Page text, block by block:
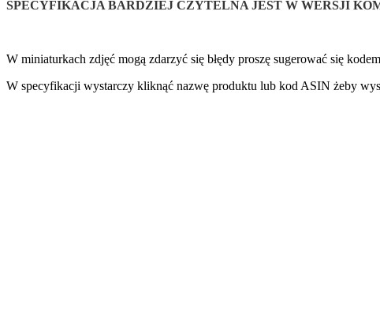
SPECYFIKACJA BARDZIEJ CZYTELNA JEST W WERSJI
W miniaturkach zdjęć mogą zdarzyć się błędy proszę sugerować się
W specyfikacji wystarczy kliknąć nazwę produktu lub kod ASIN żeby